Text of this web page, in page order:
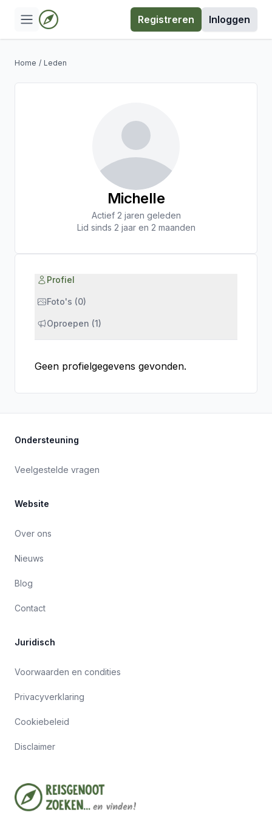
Registreren Inloggen
Home / Leden
Michelle
Actief 2 jaren geleden
Lid sinds 2 jaar en 2 maanden
Profiel
Foto's (0)
Oproepen (1)
Geen profielgegevens gevonden.
Ondersteuning
Veelgestelde vragen
Website
Over ons
Nieuws
Blog
Contact
Juridisch
Voorwaarden en condities
Privacyverklaring
Cookiebeleid
Disclaimer